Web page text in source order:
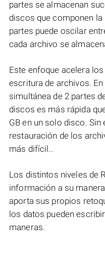
partes se almacenan
discos que componen
partes puede oscilar
cada archivo se
Este enfoque acelera
escritura de archivos.
simultánea de 2 partes
discos es más rápida
GB en un solo disco.
restauración de los
más difícil..
Los distintos niveles de
información a su
aporta sus propios
los datos pueden
maneras.